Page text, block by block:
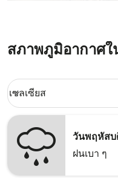
สภาพภูมิอากาศ
Weather unit option เซล
เซลเซียส
keyboard_arrow_down
วันพฤหัสบ
ฝนเบา ๆ